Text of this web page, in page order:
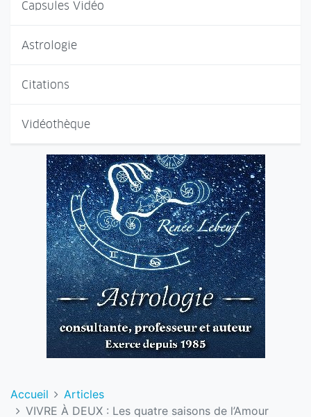
Capsules Vidéo
Astrologie
Citations
Vidéothèque
Accueil
Articles
VIVRE À DEUX : Les quatre saisons de l’Amour